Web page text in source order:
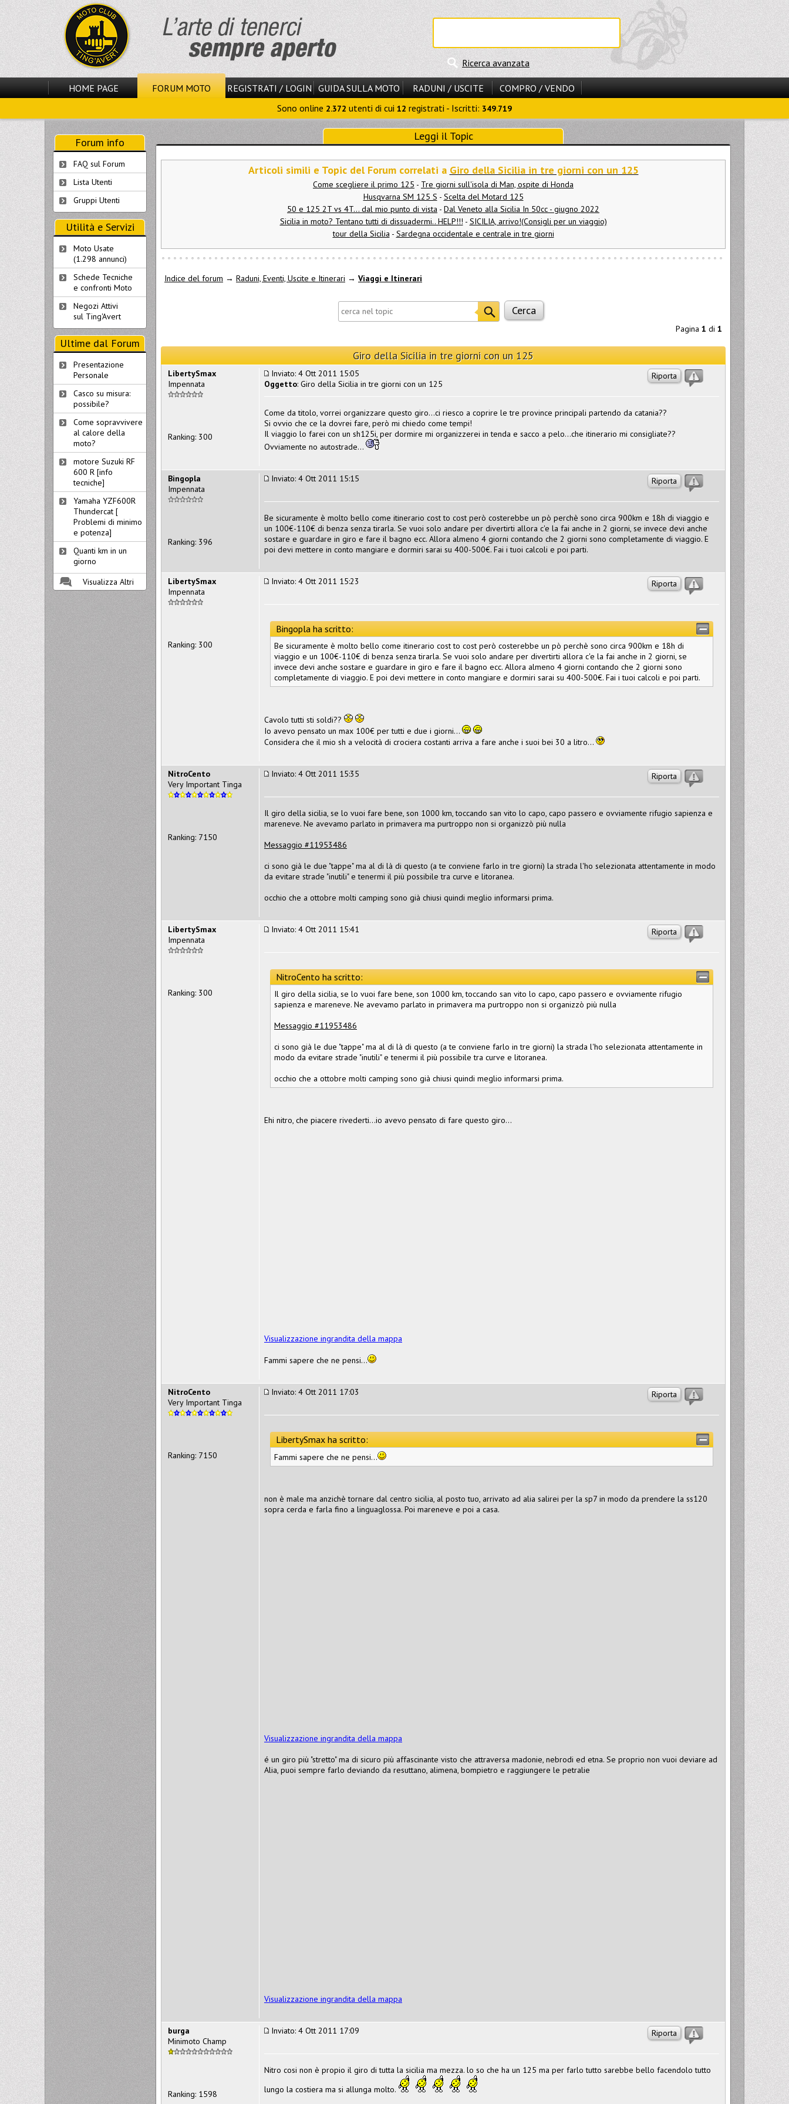
Ricerca avanzata
HOME PAGE FORUM MOTO REGISTRATI / LOGIN GUIDA SULLA MOTO RADUNI / USCITE
COMPRO / VENDO
Sono online 2.372 utenti di cui 12 registrati - Iscritti: 349.719
Leggi il Topic
Articoli simili e Topic del Forum correlati a Giro della Sicilia in tre giorni con un 125
Come scegliere il primo 125 - Tre giorni sull'isola di Man, ospite di Honda
Husqvarna SM 125 S - Scelta del Motard 125
50 e 125 2T vs 4T... dal mio punto di vista - Dal Veneto alla Sicilia In 50cc - giugno 2022
Sicilia in moto? Tentano tutti di dissuadermi.. HELP!!! - SICILIA, arrivo!(Consigli per un viaggio)
tour della Sicilia - Sardegna occidentale e centrale in tre giorni
Indice del forum → Raduni, Eventi, Uscite e Itinerari → Viaggi e Itinerari
Pagina 1 di 1
Giro della Sicilia in tre giorni con un 125
Riporta
Inviato: 4 Ott 2011 15:05
Oggetto: Giro della Sicilia in tre giorni con un 125
Come da titolo, vorrei organizzare questo giro...ci riesco a coprire le tre province principali partendo da catania??
Si ovvio che ce la dovrei fare, però mi chiedo come tempi!
Il viaggio lo farei con un sh125i, per dormire mi organizzerei in tenda e sacco a pelo...che itinerario mi consigliate??
Ovviamente no autostrade...
LibertySmax
Impennata
Ranking: 300
Riporta
Inviato: 4 Ott 2011 15:15
Be sicuramente è molto bello come itinerario cost to cost però costerebbe un pò perchè sono circa 900km e 18h di viaggio e
un 100€-110€ di benza senza tirarla. Se vuoi solo andare per divertirti allora c'e la fai anche in 2 giorni, se invece devi anche
sostare e guardare in giro e fare il bagno ecc. Allora almeno 4 giorni contando che 2 giorni sono completamente di viaggio. E
poi devi mettere in conto mangiare e dormiri sarai su 400-500€. Fai i tuoi calcoli e poi parti.
Bingopla
Impennata
Ranking: 396
Riporta
Inviato: 4 Ott 2011 15:23
Bingopla ha scritto:
Be sicuramente è molto bello come itinerario cost to cost però costerebbe un pò perchè sono circa 900km e 18h di
viaggio e un 100€-110€ di benza senza tirarla. Se vuoi solo andare per divertirti allora c'e la fai anche in 2 giorni, se
invece devi anche sostare e guardare in giro e fare il bagno ecc. Allora almeno 4 giorni contando che 2 giorni sono
completamente di viaggio. E poi devi mettere in conto mangiare e dormiri sarai su 400-500€. Fai i tuoi calcoli e poi parti.
Cavolo tutti sti soldi??
Io avevo pensato un max 100€ per tutti e due i giorni...
Considera che il mio sh a velocità di crociera costanti arriva a fare anche i suoi bei 30 a litro...
LibertySmax
Impennata
Ranking: 300
Riporta
Inviato: 4 Ott 2011 15:35
Il giro della sicilia, se lo vuoi fare bene, son 1000 km, toccando san vito lo capo, capo passero e ovviamente rifugio sapienza e
mareneve. Ne avevamo parlato in primavera ma purtroppo non si organizzò più nulla
Messaggio #11953486
ci sono già le due "tappe" ma al di là di questo (a te conviene farlo in tre giorni) la strada l'ho selezionata attentamente in modo
da evitare strade "inutili" e tenermi il più possibile tra curve e litoranea.
occhio che a ottobre molti camping sono già chiusi quindi meglio informarsi prima.
NitroCento
Very Important Tinga
Ranking: 7150
Riporta
Inviato: 4 Ott 2011 15:41
NitroCento ha scritto:
Il giro della sicilia, se lo vuoi fare bene, son 1000 km, toccando san vito lo capo, capo passero e ovviamente rifugio
sapienza e mareneve. Ne avevamo parlato in primavera ma purtroppo non si organizzò più nulla
Messaggio #11953486
ci sono già le due "tappe" ma al di là di questo (a te conviene farlo in tre giorni) la strada l'ho selezionata attentamente in
modo da evitare strade "inutili" e tenermi il più possibile tra curve e litoranea.
occhio che a ottobre molti camping sono già chiusi quindi meglio informarsi prima.
Ehi nitro, che piacere rivederti...io avevo pensato di fare questo giro...
Visualizzazione ingrandita della mappa
Fammi sapere che ne pensi...
LibertySmax
Impennata
Ranking: 300
Riporta
Inviato: 4 Ott 2011 17:03
LibertySmax ha scritto:
Fammi sapere che ne pensi...
non è male ma anzichè tornare dal centro sicilia, al posto tuo, arrivato ad alia salirei per la sp7 in modo da prendere la ss120
sopra cerda e farla fino a linguaglossa. Poi mareneve e poi a casa.
Visualizzazione ingrandita della mappa
é un giro più "stretto" ma di sicuro più affascinante visto che attraversa madonie, nebrodi ed etna. Se proprio non vuoi deviare ad
Alia, puoi sempre farlo deviando da resuttano, alimena, bompietro e raggiungere le petralie
Visualizzazione ingrandita della mappa
NitroCento
Very Important Tinga
Ranking: 7150
Riporta
Inviato: 4 Ott 2011 17:09
Nitro cosi non è propio il giro di tutta la sicilia ma mezza. lo so che ha un 125 ma per farlo tutto sarebbe bello facendolo tutto
lungo la costiera ma si allunga molto.
burga
Minimoto Champ
Ranking: 1598
Forum info
FAQ sul Forum
Lista Utenti
Gruppi Utenti
Utilità e Servizi
Moto Usate
(1.298 annunci)
Schede Tecniche
e confronti Moto
Negozi Attivi
sul Ting'Avert
Ultime dal Forum
Presentazione
Personale
Casco su misura:
possibile?
Come sopravvivere
al calore della
moto?
motore Suzuki RF
600 R [info
tecniche]
Yamaha YZF600R
Thundercat [
Problemi di minimo
e potenza]
Quanti km in un
giorno
Visualizza Altri